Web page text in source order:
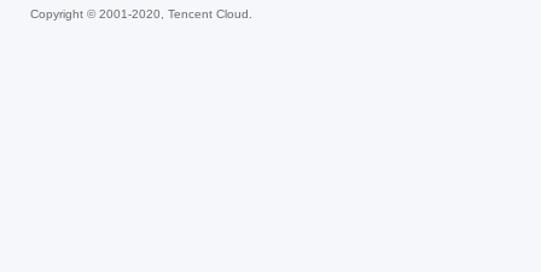
Copyright © 2001-2020, Tencent Cloud.